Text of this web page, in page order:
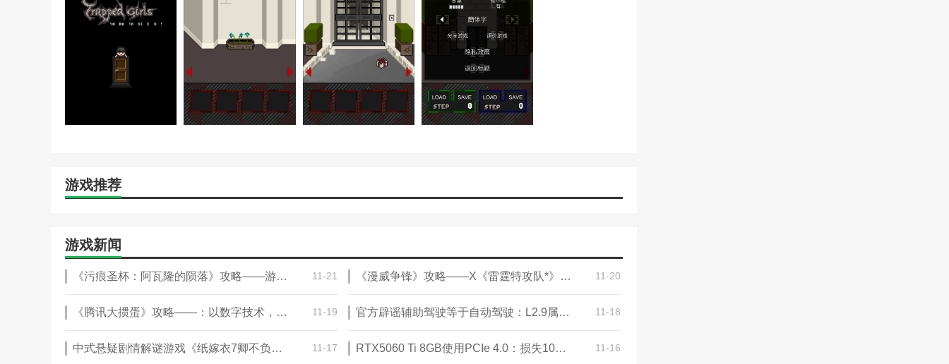
游戏推荐
游戏新闻
《污痕圣杯：阿瓦隆的陨落》攻略——游戏特色内容介绍 11-21 《漫威争锋》攻略——X《雷霆特攻队*》攻略—— 联动上新 11-20
《腾讯大掼蛋》攻略——：以数字技术，构建全民智力竞技舞台 11-19 官方辟谣辅助驾驶等于自动驾驶：L2.9属于过度包装 11-18
中式悬疑剧情解谜游戏《纸嫁衣7卿不负》攻略——已上架Steam 11-17 RTX5060 Ti 8GB使用PCIe 4.0：损失10%性能 11-16